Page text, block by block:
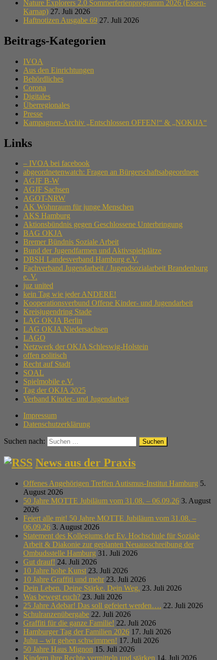
Nature Explorers 2.0 Sommerferienprogramm 2026 (Essen-
Karnap) 27. Juli 2026
Haftnotizen Ausgabe 69 27. Juli 2026
Beitrags-Kategorien
IVOA
Aus den Einrichtungen
Behördliches
Corona
Digitales
Überregionales
Presse
Kampagnen-Archiv „Entschlossen OFFEN!“ & „NOKiJA“
Links
– IVOA bei facebook
abgeordnetenwatch: Fragen an Bürgerschaftsabgeordnete
AGJF B-W
AGJF Sachsen
AGOT-NRW
AK Wohnraum für junge Menschen
AKS Hamburg
Aktionsbündnis gegen Geschlossene Unterbringung
BAG OKJA
Bremer Bündnis Soziale Arbeit
Bund der Jugendfarmen und Aktivspielplätze
DBSH Landesverband Hamburg e.V.
Fachverband Jugendarbeit / Jugendsozialarbeit Brandenburg
e. V.
juz united
kein Tag wie jeder ANDERE!
Kooperationsverbund Offene Kinder- und Jugendarbeit
Kreisjugendring Stade
LAG OKJA Berlin
LAG OKJA Niedersachsen
LAGO
Netzwerk der OKJA Schleswig-Holstein
offen politisch
Recht auf Stadt
SOAL
Spielmobile e.V.
Tag der OKJA 2025
Verband Kinder- und Jugendarbeit
Impressum
Datenschutzerklärung
Suchen nach:
News aus der Praxis
Offenes Angehörigen Treffen Autismus-Institut Hamburg 5.
August 2026
50 Jahre MOTTE Jubiläum vom 31.08. – 06.09.26 3. August
2026
Feiert alle mit! 50 Jahre MOTTE Jubiläum vom 31.08. –
06.09.26 3. August 2026
Statement des Kollegiums der Ev. Hochschule für Soziale
Arbeit & Diakonie zur geplanten Neuausschreibung der
Ombudsstelle Hamburg 31. Juli 2026
Gut drauf! 24. Juli 2026
10 Jahre hohe Kunst 23. Juli 2026
10 Jahre Graffiti und mehr 23. Juli 2026
Dein Leben. Deine Stärke. Dein Weg. 23. Juli 2026
Was bewegt euch? 23. Juli 2026
25 Jahre Adebar! Das soll gefeiert werden…. 22. Juli 2026
Schulranzenübergabe 22. Juli 2026
Graffiti für die ganze Familie! 22. Juli 2026
Hamburger Tag der Familien 2026 17. Juli 2026
Juhu – wir gehen schwimmen! 17. Juli 2026
50 Jahre Haus Mignon 15. Juli 2026
Kindern ihre Rechte vermitteln und stärken 14. Juli 2026